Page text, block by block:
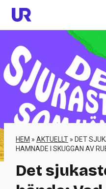
Skip
content
HEM » AKTUELLT » DET
HAMNADE I SKUGGAN AV
Det